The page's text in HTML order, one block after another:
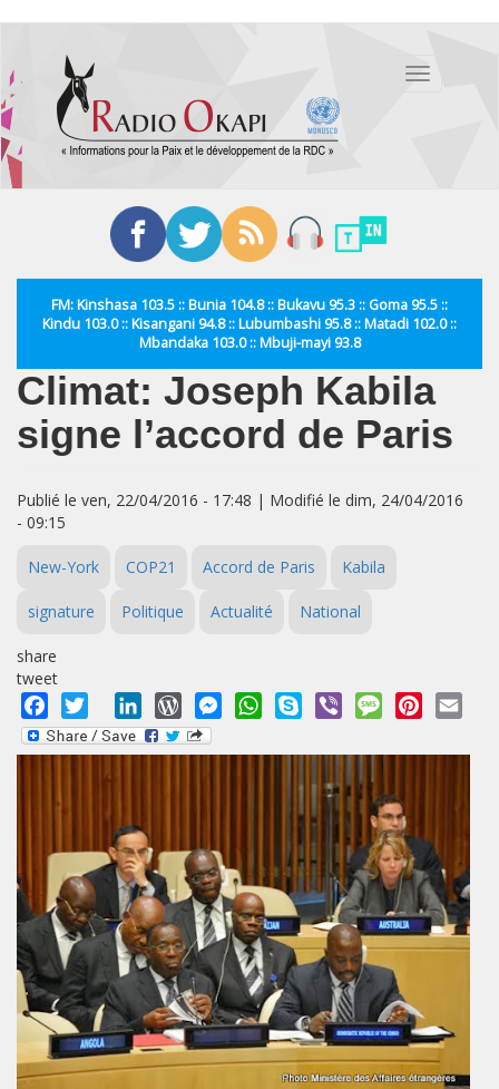
contenu
principal
Toggle
FM: Kinshasa 103.5 :: Bunia 104.8 :: Bukavu 95.3 :: Goma 95.5 ::
Kindu 103.0 :: Kisangani 94.8 :: Lubumbashi 95.8 :: Matadi 102.0 ::
Mbandaka 103.0 :: Mbuji-mayi 93.8
Climat: Joseph Kabila
signe l’accord de Paris
Publié le ven, 22/04/2016 - 17:48 | Modifié le dim, 24/04/2016
- 09:15
New-York COP21 Accord de Paris Kabila
signature Politique Actualité National
share
tweet
Facebook
Twitter LinkedInWordPressMessengerWhatsApp
Skype Viber MessagePinterest